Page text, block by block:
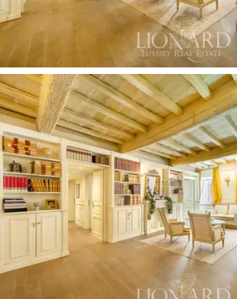
jadalnia i kuchnia. Kontynuuje z
wyposażonymi we własną łazienkę,
pokojem, również z łazienką.
Ten wspaniały apartament na
przez liczne drewniane szafy
wygodną antresolę w części
domem dla osób poszukujących
centrum miasta.